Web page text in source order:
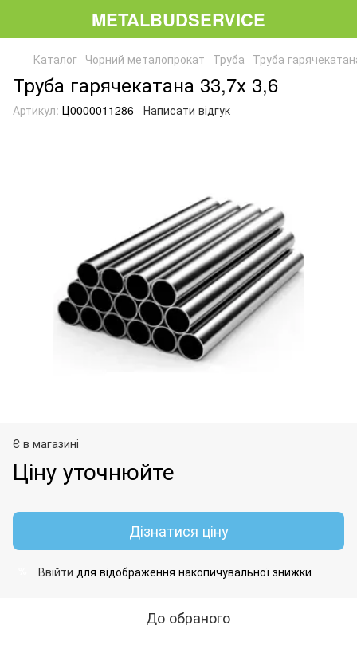
METALBUDSERVICE
Каталог Чорний металопрокат Труба Труба
Труба гарячекатана 33,7х 3,6
Артикул: Ц0000011286 Написати відгук
Є в магазині
Ціну уточнюйте
Дізнатися ціну
Ввійти для відображення накопичувальної знижки
До обраного